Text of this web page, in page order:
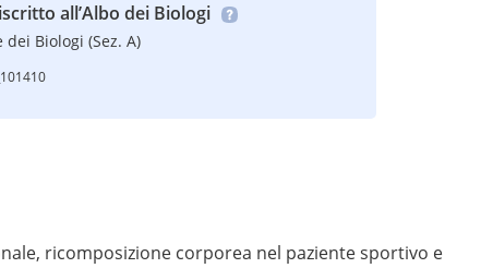
all’Albo dei Biologi
Biologi (Sez. A)
ricomposizione corporea nel paziente sportivo e